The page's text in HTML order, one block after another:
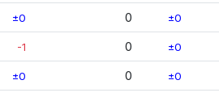
±0 0 ±0
-1 0 ±0
±0 0 ±0